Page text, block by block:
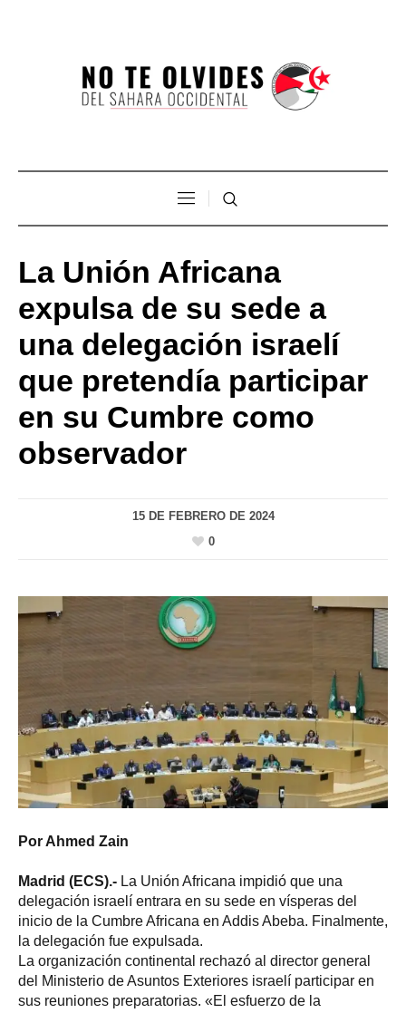
La Unión Africana
expulsa de su sede a
una delegación israelí
que pretendía participar
en su Cumbre como
observador
15 DE FEBRERO DE 2024
0
Por Ahmed Zain
Madrid (ECS).- La Unión Africana impidió que una
delegación israelí entrara en su sede en vísperas del
inicio de la Cumbre Africana en Addis Abeba. Finalmente,
la delegación fue expulsada.
La organización continental rechazó al director general
del Ministerio de Asuntos Exteriores israelí participar en
sus reuniones preparatorias. «El esfuerzo de la